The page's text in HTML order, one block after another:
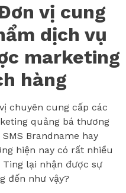
vị cung
dịch vụ
marketing
hàng
chuyên cung cấp các
quảng bá thương
Brandname hay
hiện nay có rất nhiều
lại nhận được sự
đến như vậy?